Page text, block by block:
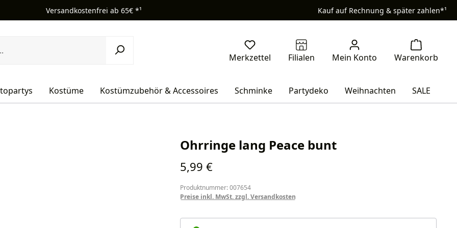
Versandkostenfrei ab 65€ *¹ Kauf auf Rechnung & später zahlen*¹
Kostüme Kostümzubehör & Accessoires Schminke Partydeko Weihnachten SALE
Ohrringe lang Peace bunt
Regulärer Preis:
5,99 €
Produktnummer: 007654
Preise inkl. MwSt. zzgl. Versandkosten